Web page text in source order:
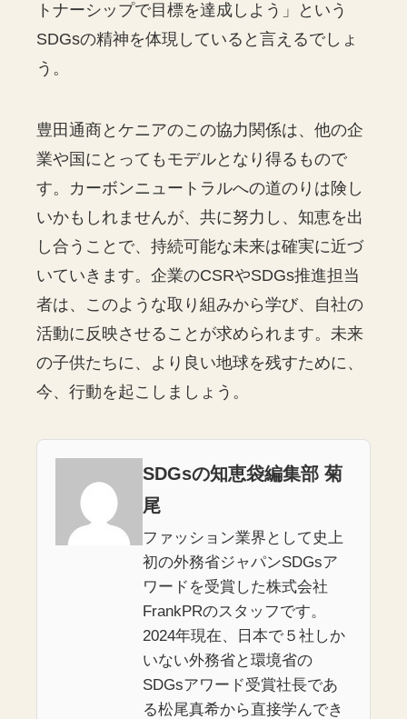
トナーシップで目標を達成しよう」という
SDGsの精神を体現していると言えるでしょ
う。
豊田通商とケニアのこの協力関係は、他の企
業や国にとってもモデルとなり得るもので
す。カーボンニュートラルへの道のりは険し
いかもしれませんが、共に努力し、知恵を出
し合うことで、持続可能な未来は確実に近づ
いていきます。企業のCSRやSDGs推進担当
者は、このような取り組みから学び、自社の
活動に反映させることが求められます。未来
の子供たちに、より良い地球を残すために、
今、行動を起こしましょう。
SDGsの知恵袋編集部 菊
尾
ファッション業界として史上
初の外務省ジャパンSDGsア
ワードを受賞した株式会社
FrankPRのスタッフです。
2024年現在、日本で５社しか
いない外務省と環境省の
SDGsアワード受賞社長であ
る松尾真希から直接学んでき